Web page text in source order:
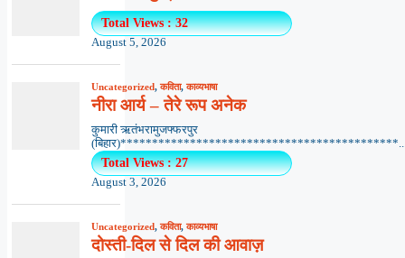
Total Views : 32
August 5, 2026
Uncategorized,कविता,काव्यभाषा
नीरा आर्य – तेरे रूप अनेक
कुमारी ऋतंभरामुजफ्फरपुर
Total Views : 27
August 3, 2026
Uncategorized,कविता,काव्यभाषा
दोस्ती-दिल से दिल की आवाज़